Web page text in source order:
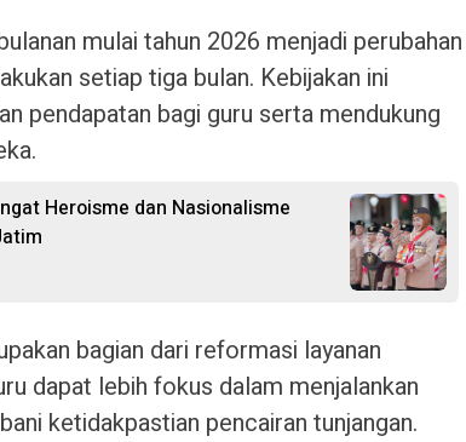
mulai tahun 2026 menjadi perubahan
setiap tiga bulan. Kebijakan ini
pendapatan bagi guru serta mendukung
Heroisme dan Nasionalisme
bagian dari reformasi layanan
dapat lebih fokus dalam menjalankan
ketidakpastian pencairan tunjangan.